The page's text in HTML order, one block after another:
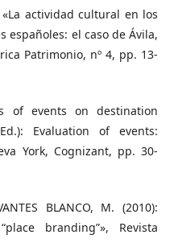
«La actividad cultural en los
el caso de Ávila,
Patrimonio, nº 4, pp. 13-
of events on destination
Evaluation of events:
York, Cognizant, pp. 30-
BLANCO, M. (2010):
branding”», Revista